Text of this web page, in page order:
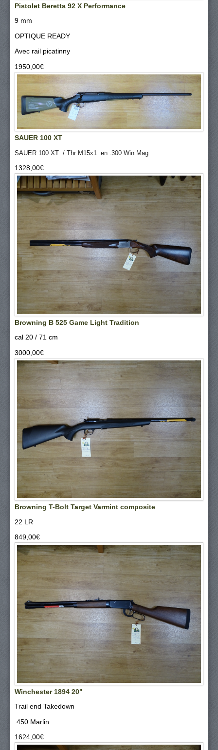
Pistolet Beretta 92 X Performance
9 mm
OPTIQUE READY
Avec rail picatinny
1950,00‎€
SAUER 100 XT
SAUER 100 XT / Thr M15x1 en .300 Win Mag
1328,00‎€
Browning B 525 Game Light Tradition
cal 20 / 71 cm
3000,00‎€
Browning T-Bolt Target Varmint composite
22 LR
849,00‎€
Winchester 1894 20"
Trail end Takedown
.450 Marlin
1624,00‎€